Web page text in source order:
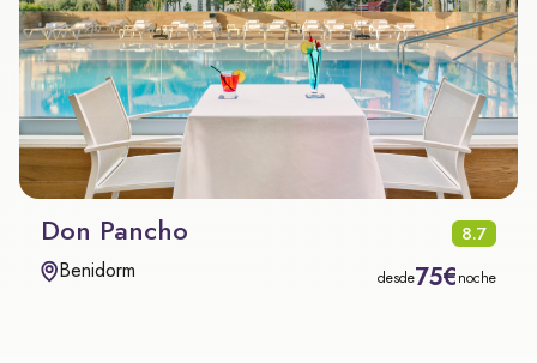
Don Pancho 8.7
Benidorm desde75€noche